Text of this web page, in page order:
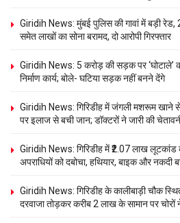
Giridih News: मुंबई पुलिस की गावां में बड़ी रेड,
समेत लाखों का सोना बरामद, दो आरोपी गिरफ्तार
Giridih News: 5 करोड़ की सड़क पर ‘घोटाले’
निर्माण कार्य; बोले- घटिया सड़क नहीं बनने देंगे
Giridih News: गिरिडीह में जंगली मशरूम खाने से
पर इलाज से बची जान; डॉक्टरों ने जारी की
Giridih News: गिरिडीह में ₹2.07 लाख
अपराधियों को दबोचा, हथियार, बाइक और नकदी
Giridih News: गिरिडीह के कालीबाड़ी चौक
दरवाजा तोड़कर करीब 2 लाख के सामान पर चोरों